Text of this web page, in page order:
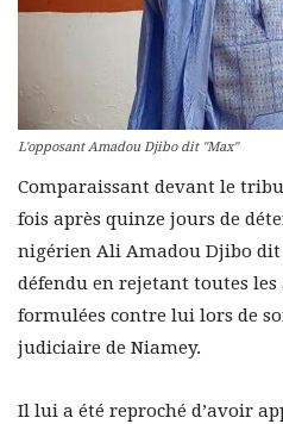
L'opposant Amadou Djibo dit "Max"
Comparaissant devant le
fois après quinze jours de
nigérien Ali Amadou Djibo dit
défendu en rejetant toutes
formulées contre lui lors de
judiciaire de Niamey.
Il lui a été reproché d’avoir